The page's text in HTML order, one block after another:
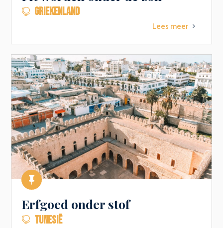
 GRIEKENLAND
Lees meer 5

Erfgoed onder stof
 TUNESIË